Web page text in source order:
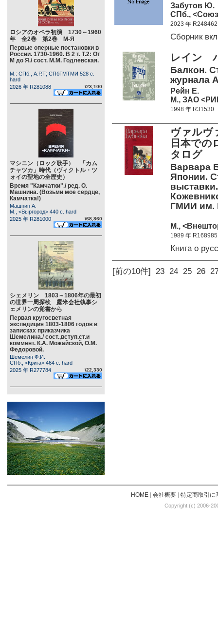
ロシアのオペラ初演 1730～1960
年 全2巻 第2巻 М-Я
Первые оперные постановки в
России. 1730-1960. В 2 т. Т.2: От
М до Я./ сост. М.М. Годлевская.
М.: СПб., А.Р.Т; СПбГМТМИ 528 c.
hard
2026 年 R281088
\23,100
マシニン（ロック歌手） 「カム
チャツカ」時代（ヴィクトル・ツ
ォイの聖地の全歴史）
Время "Камчатки"./ ред. О.
Машнина. (Возьми мое сердце,
Камчатка!)
Машнин А.
М., <Выргород> 440 c. hard
2025 年 R281000
\68,860
シェメリン 1803～1806年の最初
の世界一周探検 露米会社執事シ
ェメリンの覚書から
Первая кругосветная
экспедиция 1803-1806 годов в
записках приказчика
Шемелина./ сост.,вступ.ст.и
коммент. К.А. Можайской, О.М.
Федоровой.
Шемелин Ф.И.
СПб., <Крига> 464 c. hard
2025 年 R277784
\22,330
Забутов Ю.
СПб., <Союз
2023 年 R248462
Сборник
レイン
Балкон.
журнала
Рейн Е.
М., ЗАО
1998 年 R31530
ヴァル
日本で
タログ
Варвара
Японии.
ГМИИ им.
М.,
1989 年 R168985
Книга о
[前の10件] 23 24 25 26
HOME| 会社概要| 特定商取引に
Copyright (c) 2006-